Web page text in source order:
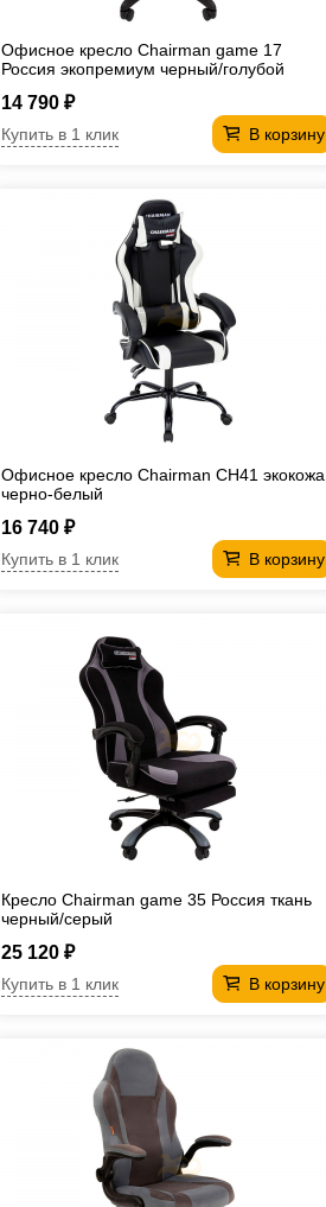
Офисное кресло Chairman game 17
Россия экопремиум черный/голубой
14 790 ₽
В корзину
Купить в 1 клик
Офисное кресло Chairman CH41 экокожа,
черно-белый
16 740 ₽
В корзину
Купить в 1 клик
Кресло Chairman game 35 Россия ткань
черный/серый
25 120 ₽
В корзину
Купить в 1 клик